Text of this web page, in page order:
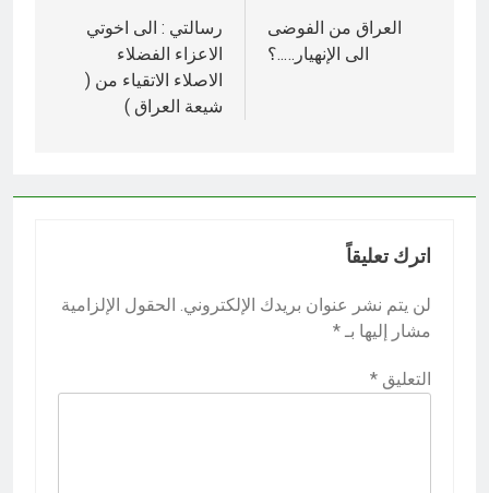
المقالات
العراق من الفوضى
الى الإنهيار…..؟
رسالتي : الى اخوتي
الاعزاء الفضلاء
الاصلاء الاتقياء من (
شيعة العراق )
اترك تعليقاً
لن يتم نشر عنوان بريدك الإلكتروني. الحقول الإلزامية
مشار إليها بـ *
التعليق *